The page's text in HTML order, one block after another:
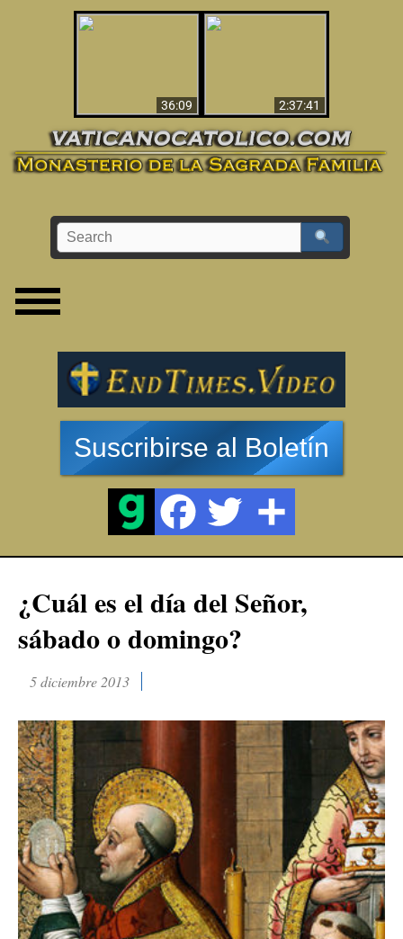
36:09
2:37:41
Suscribirse al Boletín
¿Cuál es el día del Señor,
sábado o domingo?
5 diciembre 2013